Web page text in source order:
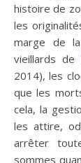
histoire de
les
marge de
vieillards de
2014), les
que les
cela, la
les attire,
arrêter
sommes